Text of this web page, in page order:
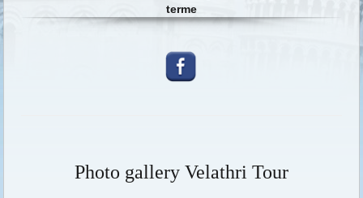
terme
Photo gallery Velathri Tour